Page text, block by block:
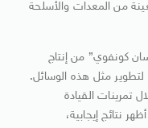
عينات معينة من المعدات والأسلحة
كونفوي” من إنتاج
لتطوير مثل هذه الوسائل.
تمرينات القيادة
– قوقاز 2020، وإذا أظهر نتائج إيجابية،